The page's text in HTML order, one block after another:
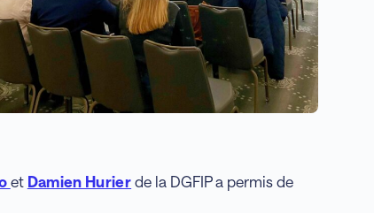
et Damien Hurier de la DGFIP a permis de